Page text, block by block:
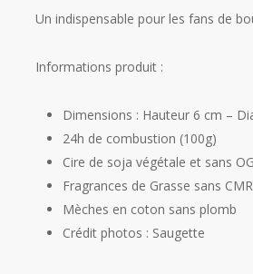
Un indispensable pour les fans de
Informations produit :
Dimensions : Hauteur 6 cm –
24h de combustion (100g)
Cire de soja végétale et sans
Fragrances de Grasse sans
Mèches en coton sans plomb
Crédit photos : Saugette